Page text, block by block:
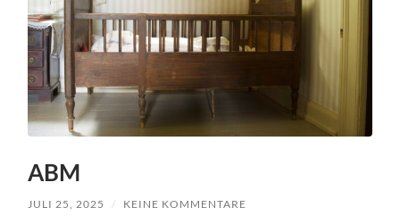
ABM
JULI 25, 2025 / KEINE KOMMENTARE